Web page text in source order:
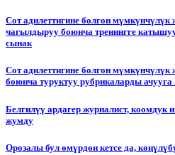
Сот адилеттигине болгон мүмкүнчүлүк
чагылдыруу боюнча тренингге
сынак
Сот адилеттигине болгон
боюнча туруктуу рубрикаларды
Белгилүү ардагер журналист,
жумду
Орозалы бул өмүрдөн кетсе да,